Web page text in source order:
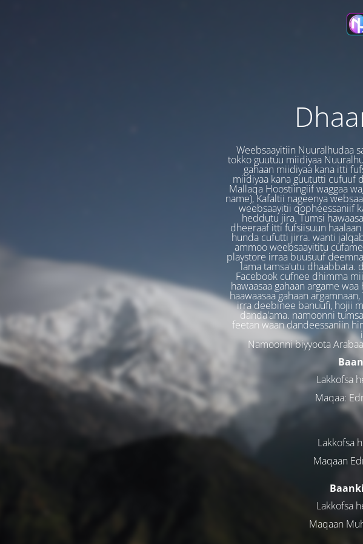
Weebsaayitiin Nuuralhudaa
tokko guutuu miidiyaa
gahaan miidiyaa kana itti
miidiyaa kana guututti cufuuf
Mallaqa Hoostiingiif waggaa
name), Kafaltii nageenya
weebsaayitii qopheessaniif
heddutu jira. Tumsi
dheeraaf itti fufsiisuun
hunda cufutti jirra. wanti
ammoo weebsaayititu
playstore irraa buusuuf
lama tamsa'utu dhaabbata.
Facebook cufnee dhimma
hawaasaa gahaan argame
haawaasaa gahaan
irra deebinee banuufi, hojii
danda'ama. namoonni
feetan waan dandeessaniin
Namoonni biyyoota
Lakkofsa
Maqaa:
Lakkofsa
Maqaan
Lakkofsa
Maqaan